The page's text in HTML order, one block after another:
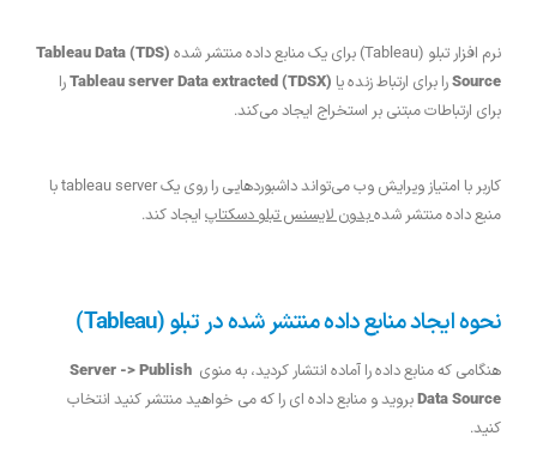
نرم افزار تبلو (Tableau) برای یک منابع داده منتشر شده
(TDS) Tableau Data
Source را برای ارتباط زنده یا (Tableau server Data extracted (TDSX
را
برای ارتباطات مبتنی بر استخراج ایجاد می‌کند.
کاربر با امتیاز ویرایش وب می‌تواند داشبوردهایی را روی یک tableau server با
منبع داده منتشر شده بدون لایسنس تبلو دسکتاپ ایجاد کند.
نحوه ایجاد منابع داده منتشر شده در تبلو (Tableau)
هنگامی که منابع داده را آماده انتشار کردید، به منوی Server -> Publish
Data Source بروید و منابع داده ای را که می خواهید منتشر کنید انتخاب
کنید.